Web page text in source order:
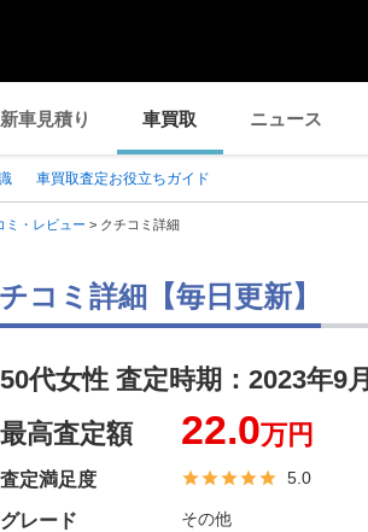
新車見積り 車買取 ニュース
車買取査定お役立ちガイド
ミ・レビュー > クチコミ詳細
コミ詳細【毎日更新】
50代女性 査定時期： 2023年9月
最高査定額
22.0万円
査定満足度 5.0
グレード その他